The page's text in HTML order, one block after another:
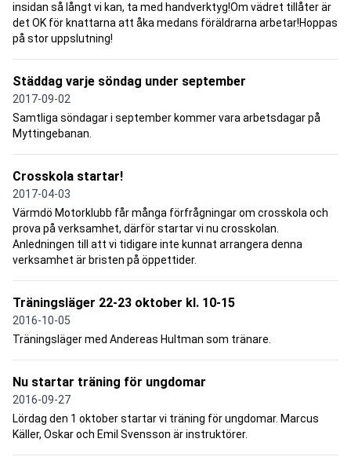
insidan så långt vi kan, ta med handverktyg!Om vädret tillåter är
det OK för knattarna att åka medans föräldrarna arbetar!Hoppas
på stor uppslutning!
Städdag varje söndag under september
2017-09-02
Samtliga söndagar i september kommer vara arbetsdagar på
Myttingebanan.
Crosskola startar!
2017-04-03
Värmdö Motorklubb får många förfrågningar om crosskola och
prova på verksamhet, därför startar vi nu crosskolan.
Anledningen till att vi tidigare inte kunnat arrangera denna
verksamhet är bristen på öppettider.
Träningsläger 22-23 oktober kl. 10-15
2016-10-05
Träningsläger med Andereas Hultman som tränare.
Nu startar träning för ungdomar
2016-09-27
Lördag den 1 oktober startar vi träning för ungdomar. Marcus
Käller, Oskar och Emil Svensson är instruktörer.